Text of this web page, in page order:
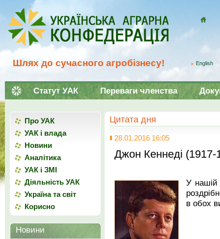
Шлях до сучасного агробізнесу! English
Статут УАК Переваги членства
Цитата дня
28.01.2016 16:05
Джон Кеннеді
У нашій
в обох
Про УАК
УАК і влада
Новини
Аналітика
УАК і ЗМІ
Діяльність УАК
Україна та світ
Корисно
Новини